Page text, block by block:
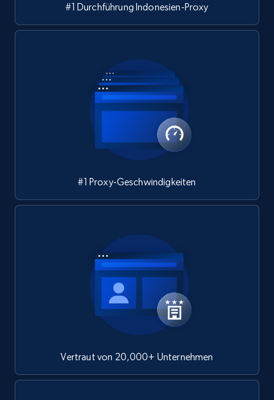
#1 Durchführung Indonesien-Proxy
#1 Proxy-Geschwindigkeiten
Vertraut von 20,000+ Unternehmen